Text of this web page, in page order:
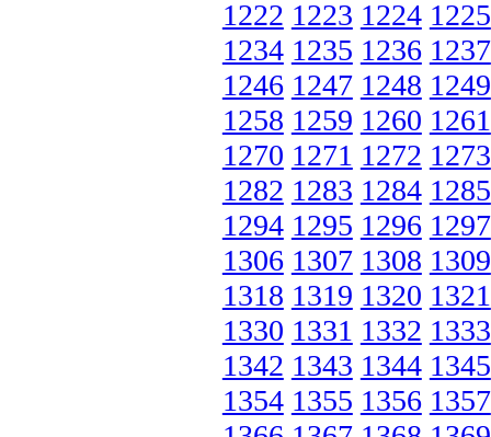
1222 1223 1224 1225
1234 1235 1236 1237
1246 1247 1248 1249
1258 1259 1260 1261
1270 1271 1272 1273
1282 1283 1284 1285
1294 1295 1296 1297
1306 1307 1308 1309
1318 1319 1320 1321
1330 1331 1332 1333
1342 1343 1344 1345
1354 1355 1356 1357